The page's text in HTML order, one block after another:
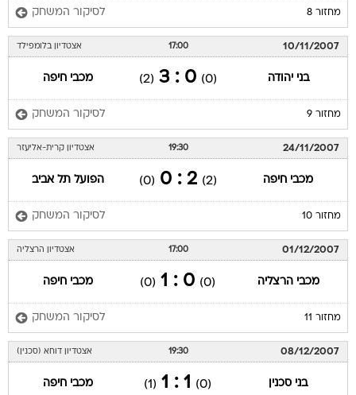
מחזור 8 לסיקור המשחק
10/11/2007
17:00 אצטדיון בלומפילד
בני יהודה (0)
0 : 3
(2) מכבי חיפה
מחזור 9 לסיקור המשחק
24/11/2007
19:30 אצטדיון קרית-אליעזר
מכבי חיפה (2)
2 : 0
(0) הפועל תל אביב
מחזור 10 לסיקור המשחק
01/12/2007
17:00 אצטדיון הרצליה
מכבי הרצליה (0)
0 : 1
(0) מכבי חיפה
מחזור 11 לסיקור המשחק
08/12/2007
19:30 אצטדיון דוחא (סכנין)
בני סכנין (0)
1 : 1
(1) מכבי חיפה